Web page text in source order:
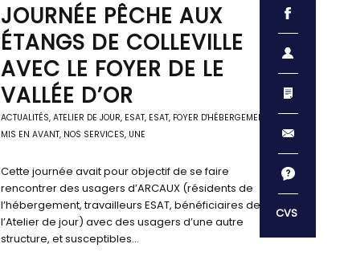
JOURNÉE PÊCHE AUX
ÉTANGS DE COLLEVILLE
AVEC LE FOYER DE LE
VALLÉE D’OR
ACTUALITÉS,ATELIER DE JOUR, ESAT, ESAT, FOYER D'HÉBERGEMENT
MIS EN AVANT, NOS SERVICES, UNE
Cette journée avait pour objectif de se faire
rencontrer des usagers d’ARCAUX (résidents de
l’hébergement, travailleurs ESAT, bénéficiaires de
l’Atelier de jour) avec des usagers d’une autre
structure, et susceptibles…